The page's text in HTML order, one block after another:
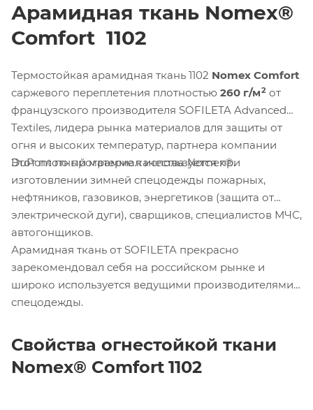
Арамидная ткань Nomex®
Comfort 1102
Термостойкая арамидная ткань 1102 Nomex Comfort
саржевого переплетения плотностью 260 г/м2 от
французского производителя SOFILETA Advanced
Textiles, лидера рынка материалов для защиты от
огня и высоких температур, партнера компании
DuPont по программе качества Nomex®.
Этот плотный материал используется при
изготовлении зимней спецодежды пожарных,
нефтяников, газовиков, энергетиков (защита от
электрической дуги), сварщиков, специалистов МЧС,
автогонщиков.
Арамидная ткань от SOFILETA прекрасно
зарекомендовал себя на российском рынке и
широко используется ведущими производителями
спецодежды.
Свойства огнестойкой ткани
Nomex® Comfort 1102